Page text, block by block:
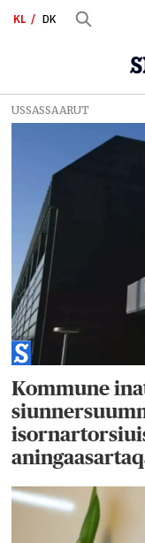
KL DK
Tag:
inuit
USSASSAARUT
Kommune